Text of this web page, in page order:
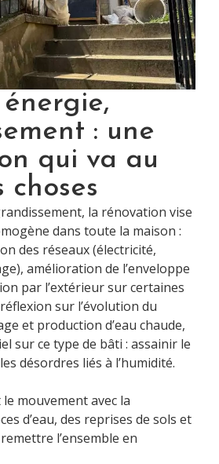
: une
qui va au
choses
la rénovation vise
dans toute la maison :
des réseaux (électricité,
amélioration de l’enveloppe
par l’extérieur sur certaines
sur l’évolution du
et production d’eau chaude,
sur ce type de bâti : assainir le
désordres liés à l’humidité.
mouvement avec la
d’eau, des reprises de sols et
l’ensemble en